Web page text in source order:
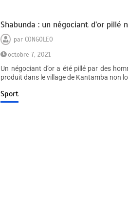
Shabunda : un négociant d’or pillé
parCONGOLEO
octobre 7, 2021
Un négociant d’or a été pillé par des
produit dans le village de Kantamba non
Sport